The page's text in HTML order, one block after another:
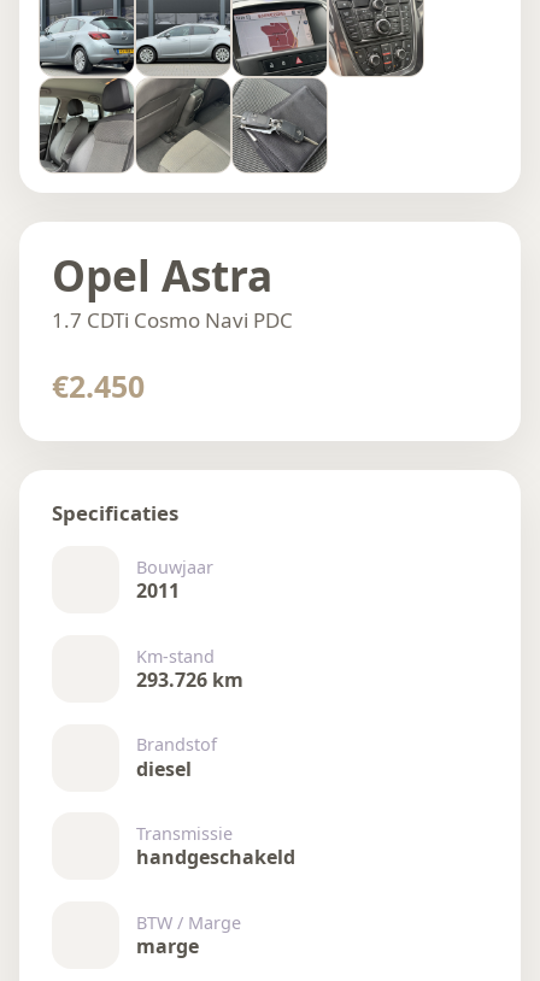
Opel Astra
1.7 CDTi Cosmo Navi PDC
€2.450
Specificaties
Bouwjaar
2011
Km-stand
293.726 km
Brandstof
diesel
Transmissie
handgeschakeld
BTW / Marge
marge